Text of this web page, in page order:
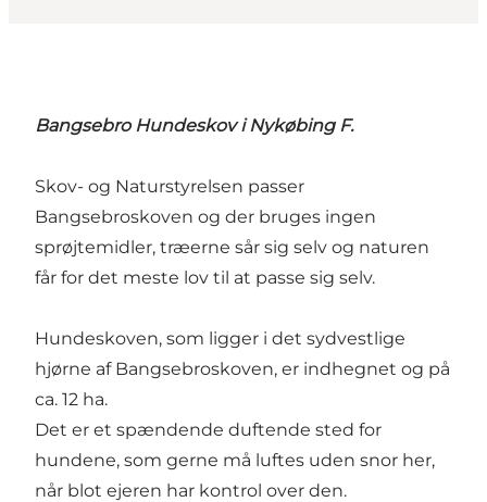
Bangsebro Hundeskov i Nykøbing F.
Skov- og Naturstyrelsen passer
Bangsebroskoven og der bruges ingen
sprøjtemidler, træerne sår sig selv og naturen
får for det meste lov til at passe sig selv.
Hundeskoven, som ligger i det sydvestlige
hjørne af Bangsebroskoven, er indhegnet og på
ca. 12 ha.
Det er et spændende duftende sted for
hundene, som gerne må luftes uden snor her,
når blot ejeren har kontrol over den.